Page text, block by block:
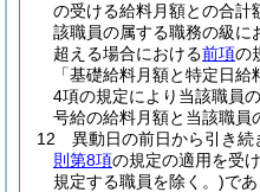
の受ける給料月額との合計
該職員の属する職務の級に
超える場合における前項の
「基礎給料月額と特定日
4項の規定により当該職員
号給の給料月額と当該職員
12
異動日の前日から引き
則第8項の規定の適用を受
規定する職員を除く。)であ